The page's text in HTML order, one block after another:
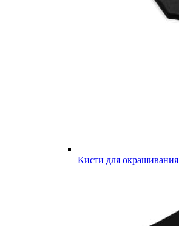
Кисти для окрашивания